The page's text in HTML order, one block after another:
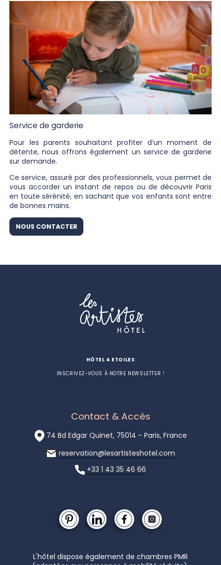
Service de garderie
Pour les parents souhaitant profiter d’un moment de
détente, nous offrons également un service de garderie
sur demande.
Ce service, assuré par des professionnels, vous permet de
vous accorder un instant de repos ou de découvrir Paris
en toute sérénité, en sachant que vos enfants sont entre
de bonnes mains.
NOUS CONTACTER
Contact & Accès
74 Bd Edgar Quinet, 75014 - Paris, France
reservation@lesartisteshotel.com
+33 1 43 35 46 66
HÔTEL 4 ETOILES
INSCRIVEZ-VOUS À NOTRE NEWSLETTER !
L'hôtel dispose également de chambres PMR